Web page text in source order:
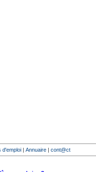
d'emploi | Annuaire | cont@ct